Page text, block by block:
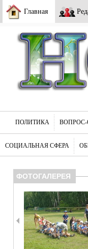
Главная
ПОЛИТИКА ВОПРОС-
СОЦИАЛЬНАЯ СФЕРА
ФОТОГАЛЕРЕЯ